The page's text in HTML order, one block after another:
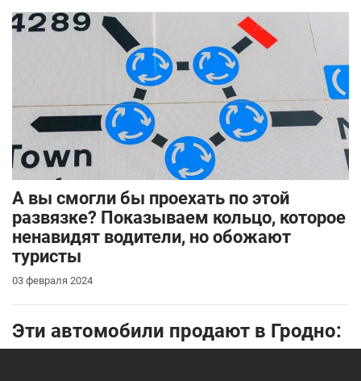
А вы смогли бы проехать по этой
развязке? Показываем кольцо, которое
ненавидят водители, но обожают
туристы
03 февраля 2024
Эти автомобили продают в Гродно: